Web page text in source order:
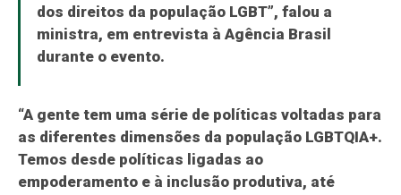
dos direitos da população LGBT”, falou a
ministra, em entrevista à Agência Brasil
durante o evento.
“A gente tem uma série de políticas voltadas para
as diferentes dimensões da população LGBTQIA+.
Temos desde políticas ligadas ao
empoderamento e à inclusão produtiva, até